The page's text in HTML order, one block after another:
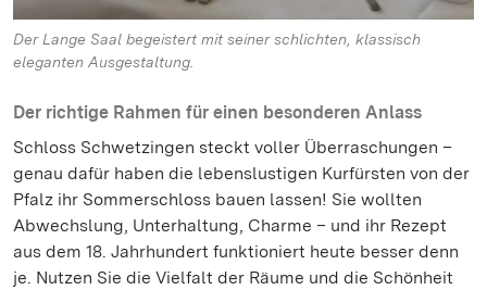
Der Lange Saal begeistert mit seiner schlichten, klassisch
eleganten Ausgestaltung.
Der richtige Rahmen für einen besonderen Anlass
Schloss Schwetzingen steckt voller Überraschungen –
genau dafür haben die lebenslustigen Kurfürsten von der
Pfalz ihr Sommerschloss bauen lassen! Sie wollten
Abwechslung, Unterhaltung, Charme – und ihr Rezept
aus dem 18. Jahrhundert funktioniert heute besser denn
je. Nutzen Sie die Vielfalt der Räume und die Schönheit